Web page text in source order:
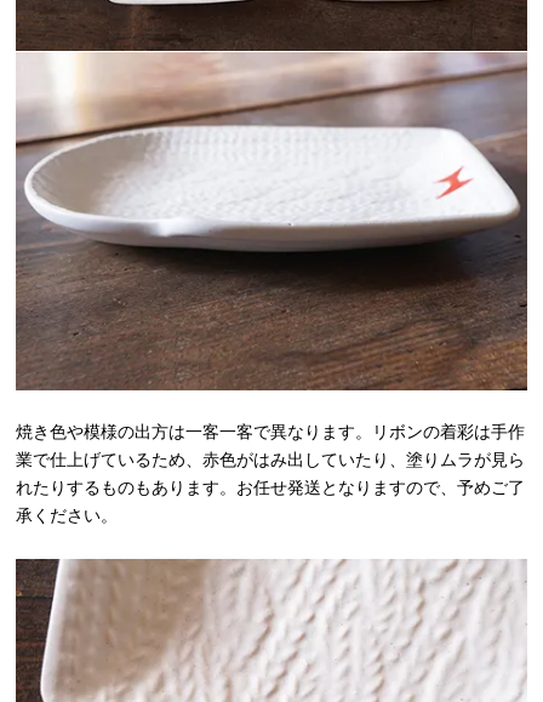
焼き色や模様の出方は一客一客で異なります。リボンの着彩は手作
業で仕上げているため、赤色がはみ出していたり、塗りムラが見ら
れたりするものもあります。お任せ発送となりますので、予めご了
承ください。